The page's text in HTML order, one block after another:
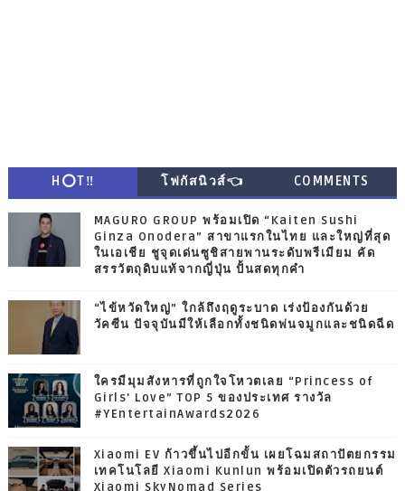
H⭕T‼ โฟกัสนิวส์👈 COMMENTS
MAGURO GROUP พร้อมเปิด “Kaiten Sushi
Ginza Onodera” สาขาแรกในไทย และใหญ่ที่สุด
ในเอเชีย ชูจุดเด่นซูชิสายพานระดับพรีเมียม คัด
สรรวัตถุดิบแท้จากญี่ปุ่น ปั้นสดทุกคำ
“ไข้หวัดใหญ่” ใกล้ถึงฤดูระบาด เร่งป้องกันด้วย
วัคซีน ปัจจุบันมีให้เลือกทั้งชนิดพ่นจมูกและชนิดฉีด
ใครมีมุมสังหารที่ถูกใจโหวตเลย “Princess of
Girls' Love” TOP 5 ของประเทศ รางวัล
#YEntertainAwards2026
Xiaomi EV ก้าวขึ้นไปอีกขั้น เผยโฉมสถาปัตยกรรม
เทคโนโลยี Xiaomi Kunlun พร้อมเปิดตัวรถยนต์
Xiaomi SkyNomad Series